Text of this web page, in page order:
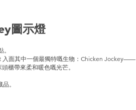
圖示燈
入面其中一個最獨特嘅生物：Chicken Jockey——
櫃帶來柔和暖色嘅光芒。
。